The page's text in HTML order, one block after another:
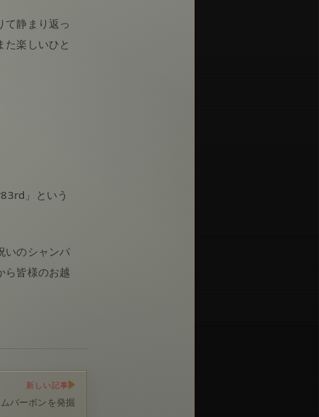
て静まり返っ
楽しいひと
」という
いのシャンパ
ら皆様のお越
新しい記事
バーボンを発掘